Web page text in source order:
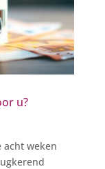
u?
acht weken